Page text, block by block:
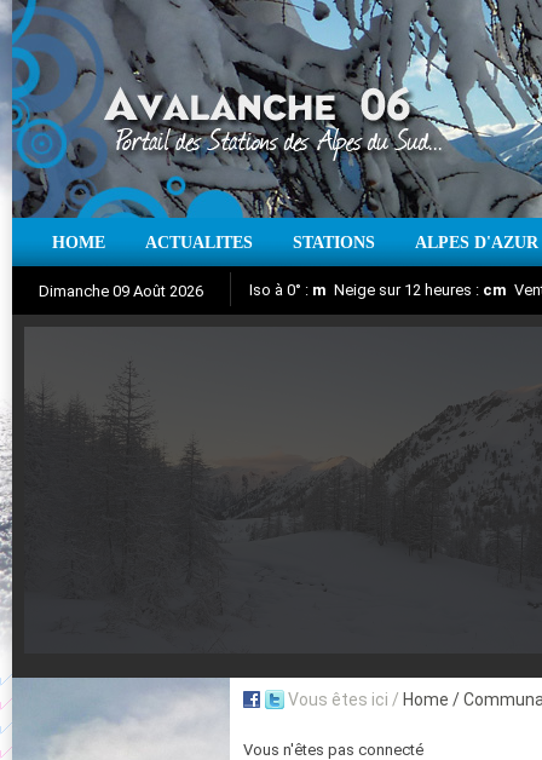
HOME ACTUALITES STATIONS ALPES D'AZUR
Dimanche 09 Août 2026 Iso à 0° : m Neige sur 12 heures : cm
Vous êtes ici / Home /
Vous n'êtes pas connecté